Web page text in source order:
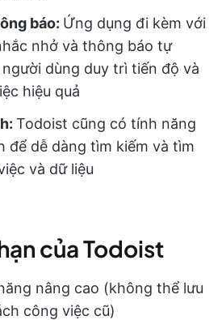
báo: Ứng dụng đi kèm với
nhở và thông báo tự
dùng duy trì tiến độ và
hiệu quả
Todoist cũng có tính năng
để dễ dàng tìm kiếm và tìm
và dữ liệu
của Todoist
nâng cao (không thể lưu
công việc cũ)